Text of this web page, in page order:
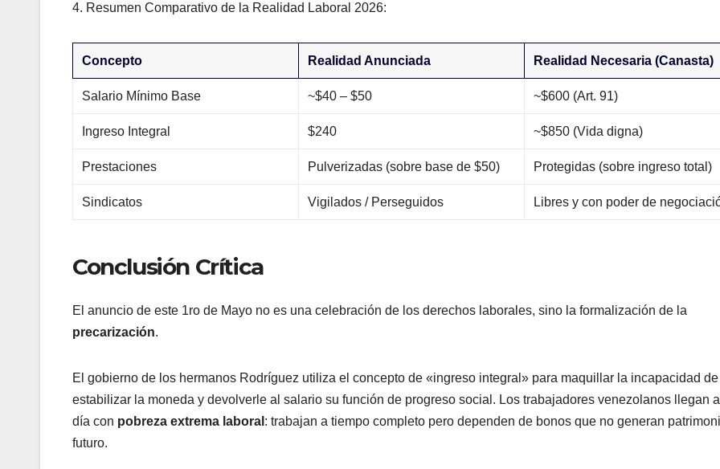
​4. Resumen Comparativo de la Realidad Laboral 2026:
Concepto Realidad Anunciada Realidad Necesaria (Canasta)
Salario Mínimo Base ~$40 – $50 ~$600 (Art. 91)
Ingreso Integral $240 ~$850 (Vida digna)
Prestaciones Pulverizadas (sobre base de $50) Protegidas (sobre ingreso total)
Sindicatos Vigilados / Perseguidos Libres y con poder de
Conclusión Crítica
​El anuncio de este 1ro de Mayo no es una celebración de los derechos laborales, sino la formalización de la
precarización.
El gobierno de los hermanos Rodríguez utiliza el concepto de «ingreso integral» para maquillar la incapacidad de
estabilizar la moneda y devolverle al salario su función de progreso social. Los trabajadores venezolanos llegan
día con pobreza extrema laboral : trabajan a tiempo completo pero dependen de bonos que no generan
futuro.